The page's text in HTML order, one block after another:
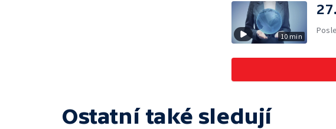
10 min
Ostatní také sledují